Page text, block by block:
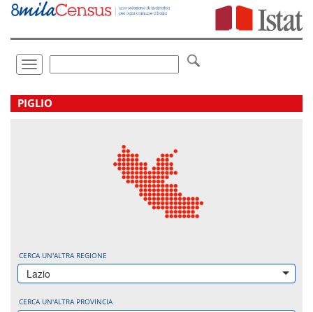
Vai
direttamente
Toggle
navigation
.
PIGLIO
CERCA UN'ALTRA REGIONE
Lazio
CERCA UN'ALTRA PROVINCIA